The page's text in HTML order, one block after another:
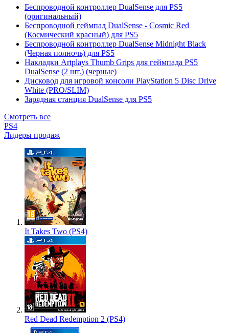
Беспроводной контроллер DualSense для PS5
(оригинальный)
Беспроводной геймпад DualSense - Cosmic Red
(Космический красный) для PS5
Беспроводной контроллер DualSense Midnight Black
(Черная полночь) для PS5
Накладки Artplays Thumb Grips для геймпада PS5
DualSense (2 шт.) (черные)
Дисковод для игровой консоли PlayStation 5 Disc Drive
White (PRO/SLIM)
Зарядная станция DualSense для PS5
Смотреть все
PS4
Лидеры продаж
It Takes Two (PS4)
Red Dead Redemption 2 (PS4)